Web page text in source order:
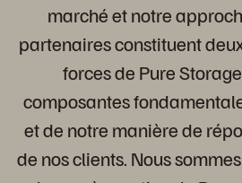
marché et notre
partenaires constituent
forces de Pure
composantes
et de notre manière de
de nos clients. Nous